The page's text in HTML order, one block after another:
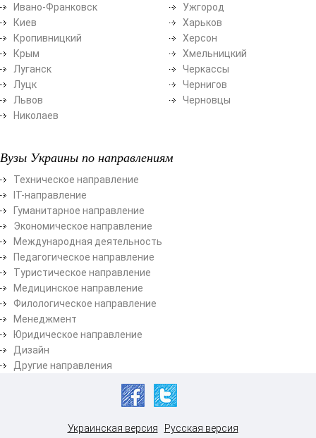
Ивано-Франковск
Киев
Кропивницкий
Крым
Луганск
Луцк
Львов
Николаев
Ужгород
Харьков
Херсон
Хмельницкий
Черкассы
Чернигов
Черновцы
Вузы Украины по направлениям
Техническое направление
ІТ-направление
Гуманитарное направление
Экономическое направление
Международная деятельность
Педагогическое направление
Туристическое направление
Медицинское направление
Филологическое направление
Менеджмент
Юридическое направление
Дизайн
Другие направления
Украинская версия Русская версия